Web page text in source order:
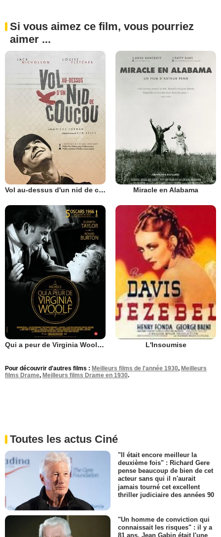
Si vous aimez ce film, vous pourriez
aimer ...
Vol au-dessus d'un nid de coucou Miracle en Alabama
Qui a peur de Virginia Woolf ? L'Insoumise
Pour découvrir d'autres films : Meilleurs films de l'année 1930, Meilleurs
films Drame, Meilleurs films Drame en 1930.
Toutes les actus Ciné
"Il était encore meilleur la
deuxième fois" : Richard Gere
pense beaucoup de bien de cet
acteur sans qui il n'aurait
jamais tourné cet excellent
thriller judiciaire des années 90
"Un homme de conviction qui
connaissait les risques" : il y a
81 ans, Jean Gabin était l'une